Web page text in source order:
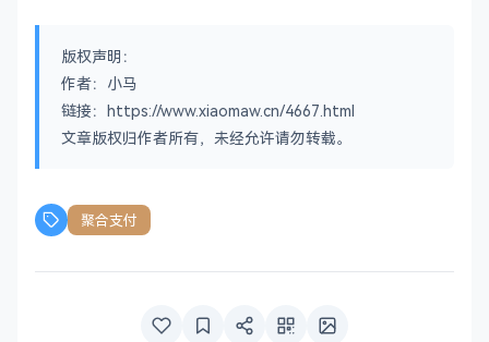
版权声明：
作者：小马
链接：https://www.xiaomaw.cn/4667.html
文章版权归作者所有，未经允许请勿转载。
聚合支付